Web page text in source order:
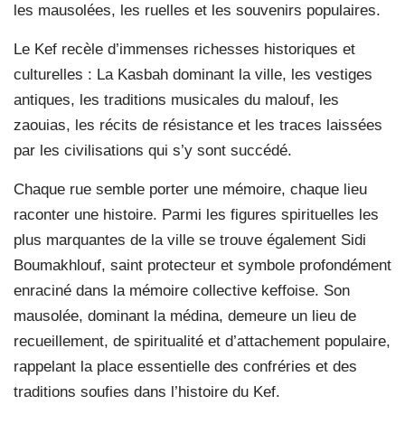
les mausolées, les ruelles et les souvenirs populaires.
Le Kef recèle d’immenses richesses historiques et
culturelles : La Kasbah dominant la ville, les vestiges
antiques, les traditions musicales du malouf, les
zaouias, les récits de résistance et les traces laissées
par les civilisations qui s’y sont succédé.
Chaque rue semble porter une mémoire, chaque lieu
raconter une histoire. Parmi les figures spirituelles les
plus marquantes de la ville se trouve également Sidi
Boumakhlouf, saint protecteur et symbole profondément
enraciné dans la mémoire collective keffoise. Son
mausolée, dominant la médina, demeure un lieu de
recueillement, de spiritualité et d’attachement populaire,
rappelant la place essentielle des confréries et des
traditions soufies dans l’histoire du Kef.